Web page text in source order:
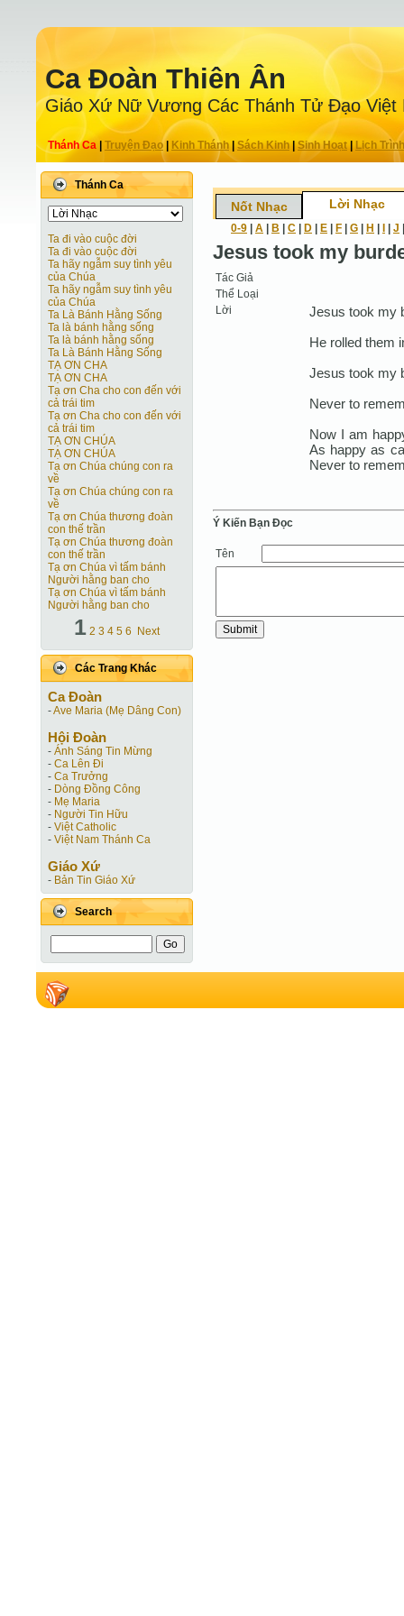
Ca Ðoàn Thiên Ân
Giáo Xứ Nữ Vương Các Thánh Tử Ðạo Việt
Thánh Ca Truyện Ðạo| Kinh Thánh Sách Kinh|Sinh Hoạt| Lịch Trình
Thánh Ca
Ta đi vào cuộc đời
Ta đi vào cuộc đời
Ta hãy ngẫm suy tình yêu
của Chúa
Ta hãy ngẫm suy tình yêu
của Chúa
Ta Là Bánh Hằng Sống
Ta là bánh hằng sống
Ta là bánh hằng sống
Ta Là Bánh Hằng Sống
TẠ ƠN CHA
TẠ ƠN CHA
Tạ ơn Cha cho con đến với
cả trái tim
Tạ ơn Cha cho con đến với
cả trái tim
TẠ ƠN CHÚA
TẠ ƠN CHÚA
Tạ ơn Chúa chúng con ra
về
Tạ ơn Chúa chúng con ra
về
Tạ ơn Chúa thương đoàn
con thế trần
Tạ ơn Chúa thương đoàn
con thế trần
Tạ ơn Chúa vì tấm bánh
Người hằng ban cho
Tạ ơn Chúa vì tấm bánh
Người hằng ban cho
1 2 3 4 5 6 Next
Các Trang Khác
Ca Ðoàn
-Ave Maria (Mẹ Dâng Con)
Hội Ðoàn
- Ánh Sáng Tin Mừng
- Ca Lên Đi
- Ca Trưởng
- Dòng Đồng Công
- Mẹ Maria
- Người Tin Hữu
- Việt Catholic
- Việt Nam Thánh Ca
Giáo Xứ
- Bản Tin Giáo Xứ
Search
Nốt Nhạc Lời Nhạc
0-9 A B C D E F G H J
Jesus took my
Tác Giả
Thể Loại
Lời
Jesus took my
He rolled them
Jesus took my
Never to
Now I am
As happy as
Never to
Ý Kiến Bạn Ðọc
Tên